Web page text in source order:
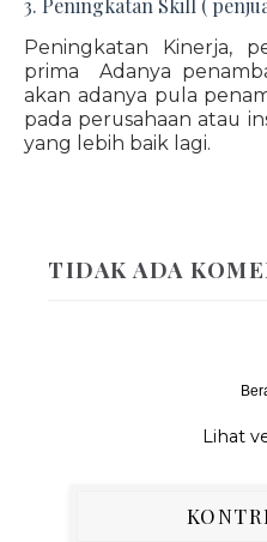
3. Peningkatan Skill (
Peningkatan Kinerja,
prima Adanya
akan adanya pula
pada perusahaan atau
yang lebih baik lagi.
TIDAK ADA
Lihat